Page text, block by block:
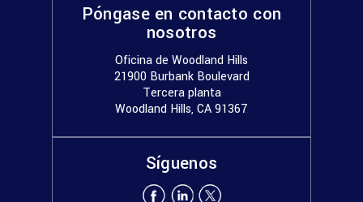
Póngase en contacto con
nosotros
Oficina de Woodland Hills
21900 Burbank Boulevard
Tercera planta
Woodland Hills, CA 91367
Síguenos